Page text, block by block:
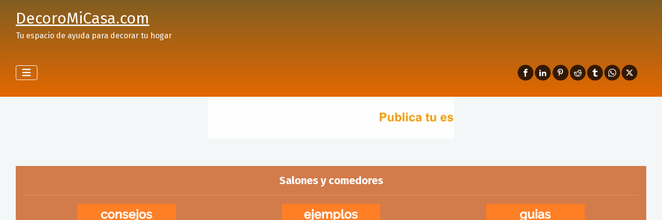
DecoroMiCasa.com
Tu espacio de ayuda para decorar tu hogar
Salones y comedores